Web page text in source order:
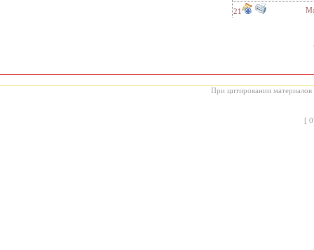
21
При цитировании материалов
[